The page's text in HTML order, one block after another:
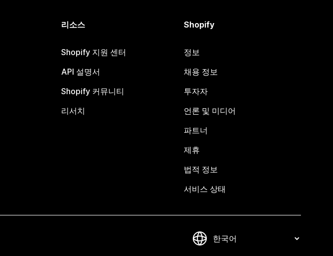
리소스
Shopify 지원 센터
API 설명서
Shopify 커뮤니티
리서치
Shopify
정보
채용 정보
투자자
언론 및 미디어
파트너
제휴
법적 정보
서비스 상태